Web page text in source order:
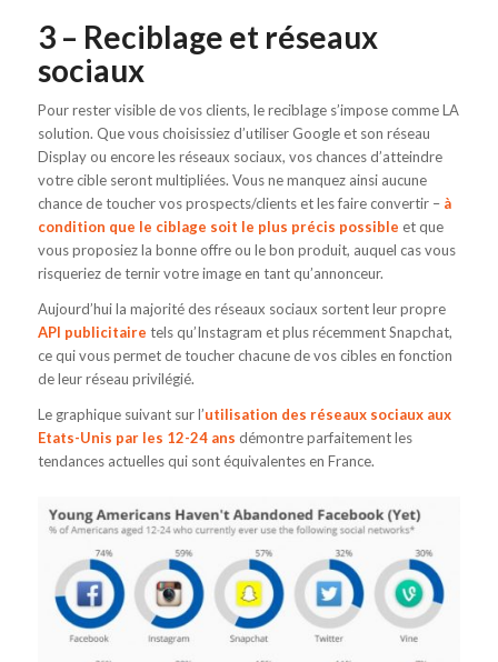
3 – Reciblage et réseaux
sociaux
Pour rester visible de vos clients, le reciblage s’impose comme LA
solution. Que vous choisissiez d’utiliser Google et son réseau
Display ou encore les réseaux sociaux, vos chances d’atteindre
votre cible seront multipliées. Vous ne manquez ainsi aucune
chance de toucher vos prospects/clients et les faire convertir – à
condition que le ciblage soit le plus précis possible et que
vous proposiez la bonne offre ou le bon produit, auquel cas vous
risqueriez de ternir votre image en tant qu’annonceur.
Aujourd’hui la majorité des réseaux sociaux sortent leur propre
API publicitaire tels qu’Instagram et plus récemment Snapchat,
ce qui vous permet de toucher chacune de vos cibles en fonction
de leur réseau privilégié.
Le graphique suivant sur l’utilisation des réseaux sociaux aux
Etats-Unis par les 12-24 ans démontre parfaitement les
tendances actuelles qui sont équivalentes en France.